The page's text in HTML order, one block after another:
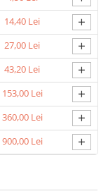
14,40 Lei +
27,00 Lei +
43,20 Lei +
153,00 Lei +
360,00 Lei +
900,00 Lei +